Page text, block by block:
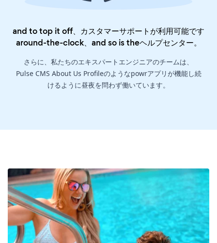
and to top it off、カスタマーサポートが利用可能です
around-the-clock、and so is theヘルプセンター。
さらに、私たちのエキスパートエンジニアのチームは、
Pulse CMS About Us Profileのようなpowrアプリが機能し続
けるように昼夜を問わず働いています。